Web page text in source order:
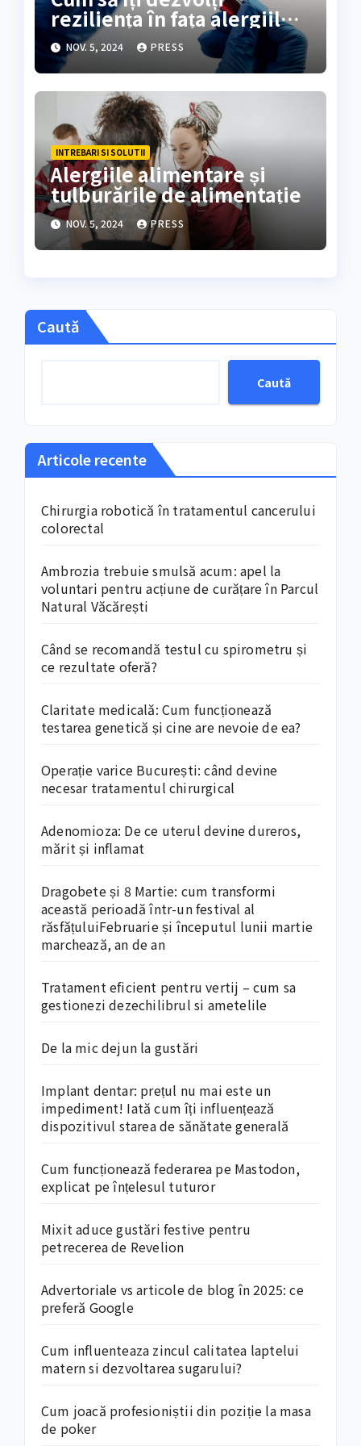
reziliența în fața alergiilor
alimentare
NOV. 5, 2024 PRESS
INTREBARI SI SOLUTII
Alergiile alimentare și
tulburările de alimentație
NOV. 5, 2024 PRESS
Caută
Caută
Articole recente
Chirurgia robotică în tratamentul cancerului
colorectal
Ambrozia trebuie smulsă acum: apel la
voluntari pentru acțiune de curățare în Parcul
Natural Văcărești
Când se recomandă testul cu spirometru și
ce rezultate oferă?
Claritate medicală: Cum funcționează
testarea genetică și cine are nevoie de ea?
Operație varice București: când devine
necesar tratamentul chirurgical
Adenomioza: De ce uterul devine dureros,
mărit și inflamat
Dragobete și 8 Martie: cum transformi
această perioadă într-un festival al
răsfățuluiFebruarie și începutul lunii martie
marchează, an de an
Tratament eficient pentru vertij – cum sa
gestionezi dezechilibrul si ametelile
De la mic dejun la gustări
Implant dentar: prețul nu mai este un
impediment! Iată cum îți influențează
dispozitivul starea de sănătate generală
Cum funcționează federarea pe Mastodon,
explicat pe înțelesul tuturor
Mixit aduce gustări festive pentru
petrecerea de Revelion
Advertoriale vs articole de blog în 2025: ce
preferă Google
Cum influenteaza zincul calitatea laptelui
matern si dezvoltarea sugarului?
Cum joacă profesioniștii din poziție la masa
de poker